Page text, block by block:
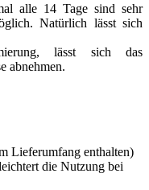
alle 14 Tage sind sehr
Natürlich lässt sich
lässt sich das
abnehmen.
Lieferumfang enthalten)
die Nutzung bei